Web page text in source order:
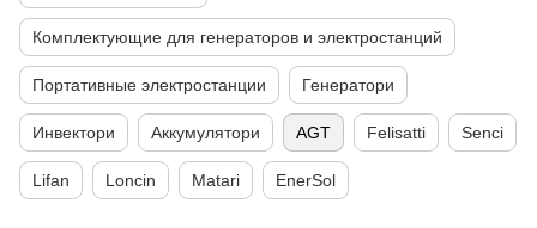
Комплектующие для генераторов и электростанций
Портативные электростанции Генератори
Инвектори Аккумулятори AGT Felisatti Senci
Lifan Loncin Matari EnerSol